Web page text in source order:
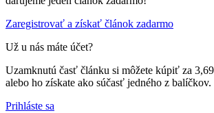
Zaregistrovať a získať článok zadarmo
Už u nás máte účet?
Uzamknutú časť článku si môžete kúpiť za
alebo ho získate ako súčasť jedného z balíčkov.
Prihláste sa